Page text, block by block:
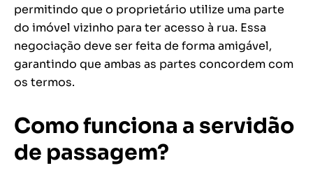
permitindo que o proprietário utilize uma parte
do imóvel vizinho para ter acesso à rua. Essa
negociação deve ser feita de forma amigável,
garantindo que ambas as partes concordem com
os termos.
Como funciona a servidão
de passagem?